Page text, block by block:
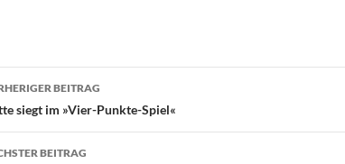
BEITRAG
siegt im »Vier-Punkte-Spiel«
BEITRAG